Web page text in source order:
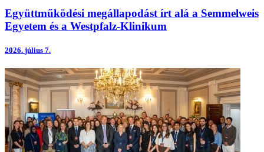
Együttműködési megállapodást írt alá a Semmelweis
Egyetem és a Westpfalz-Klinikum
2026. július 7.